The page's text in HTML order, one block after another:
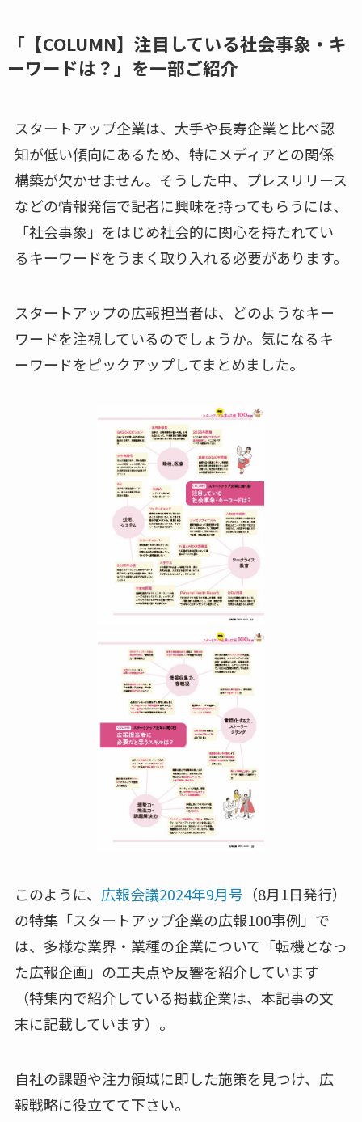
「【COLUMN】注目している社会事象・キ
ーワードは？」を一部ご紹介
スタートアップ企業は、大手や長寿企業と比べ認
知が低い傾向にあるため、特にメディアとの関係
構築が欠かせません。そうした中、プレスリリース
などの情報発信で記者に興味を持ってもらうには、
「社会事象」をはじめ社会的に関心を持たれてい
るキーワードをうまく取り入れる必要があります。
スタートアップの広報担当者は、どのようなキー
ワードを注視しているのでしょうか。気になるキ
ーワードをピックアップしてまとめました。
このように、 広報会議2024年9月号 （8月1日発行）
の特集「スタートアップ企業の広報100事例」で
は、多様な業界・業種の企業について「転機となっ
た広報企画」の工夫点や反響を紹介しています
（特集内で紹介している掲載企業は、本記事の文
末に記載しています）。
自社の課題や注力領域に即した施策を見つけ、広
報戦略に役立てて下さい。